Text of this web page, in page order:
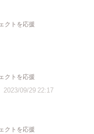
クトを応援
クトを応援
2023/09/29 22:17
クトを応援